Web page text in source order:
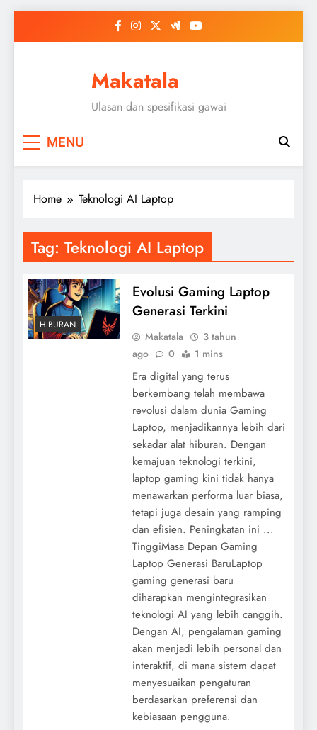
Makatala
Ulasan dan spesifikasi gawai
MENU
Home Teknologi AI Laptop
Tag: Teknologi AI Laptop
HIBURAN
Evolusi Gaming Laptop
Generasi Terkini
Makatala
3 tahun
ago
0 1 mins
Era digital yang terus
berkembang telah membawa
revolusi dalam dunia Gaming
Laptop, menjadikannya lebih dari
sekadar alat hiburan. Dengan
kemajuan teknologi terkini,
laptop gaming kini tidak hanya
menawarkan performa luar biasa,
tetapi juga desain yang ramping
dan efisien. Peningkatan ini ...
TinggiMasa Depan Gaming
Laptop Generasi BaruLaptop
gaming generasi baru
diharapkan mengintegrasikan
teknologi AI yang lebih canggih.
Dengan AI, pengalaman gaming
akan menjadi lebih personal dan
interaktif, di mana sistem dapat
menyesuaikan pengaturan
berdasarkan preferensi dan
kebiasaan pengguna.